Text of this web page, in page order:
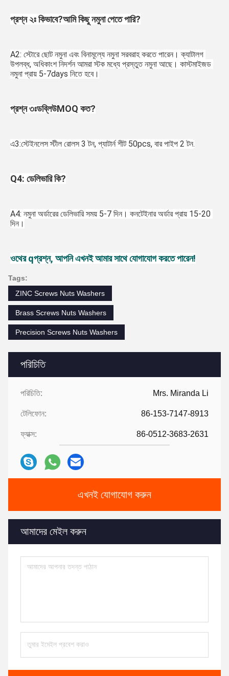
পরিচিতি
পরিচিতি: Mrs. Miranda Li
টেলিফোন: 86-153-7147-8913
ফ্যাক্স: 86-0512-3683-2631
এখনই যোগাযোগ করুন
আমাদের মেইল ​​করুন
প্রশ্ন ২ঃ কিভাবে?আমি কিছু নমুনা পেতে পারি?
A2: স্টোরে ছোট নমুনা এবং বিনামূল্যে নমুনা সরবরাহ করতে পারেন। ক্যাটালগ
উপলব্ধ, অধিকাংশ নিদর্শন আমরা স্টক মধ্যে প্রস্তুত নমুনা আছে। কাস্টমাইজড
নমুনা প্রায় 5-7days নিতে হবে।
প্রশ্ন ৩ঃডব্লিউMOQ কত?
এ3:স্টেইনলেস স্টীল রোলস 3 টন, প্যাটার্ন শীট 50pcs, বার পাইপ 2 টন.
Q4: ডেলিভারি কি?
A4: নমুনা অর্ডারের ডেলিভারি সময় 5-7 দিন। কনটেইনার অর্ডার প্রায় 15-20
দিন।
ওথের qপ্রশ্ন, আপনি এখনই আমার সাথে যোগাযোগ করতে পারেন!
Tags:
ZINC Screws Nuts Washers
Brass Screws Nuts Washers
Precision Screws Nuts Washers